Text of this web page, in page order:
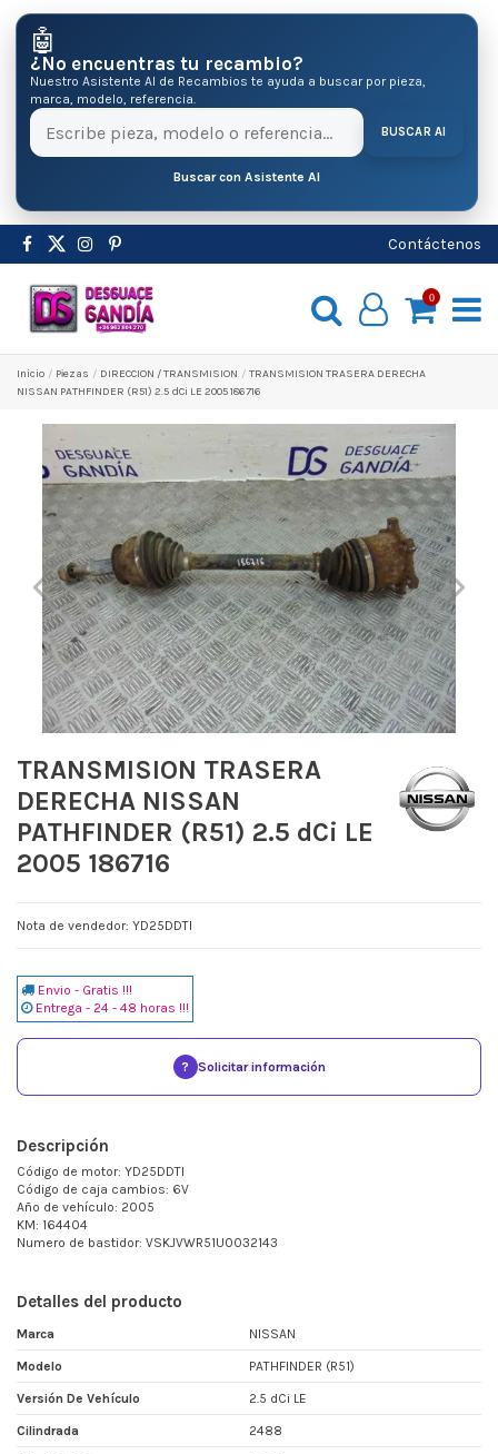
🤖
¿No encuentras tu recambio?
Nuestro Asistente AI de Recambios te ayuda a buscar por pieza,
marca, modelo, referencia.
BUSCAR AI
Buscar con Asistente AI
Contáctenos
0
Inicio Pіezas DIRECCION / TRANSMISION
TRANSMISION TRASERA DERECHA
NISSAN PATHFINDER (R51) 2.5 dCi LE 2005 186716
TRANSMISION TRASERA
DERECHA NISSAN
PATHFINDER (R51) 2.5 dCi LE
2005 186716
Nota de vendedor: YD25DDTI
Envio - Gratis !!!
Entrega - 24 - 48 horas !!!
? Solicitar información
Descripción
Código de motor: YD25DDTI
Código de caja cambios: 6V
Año de vehículo: 2005
KM: 164404
Numero de bastidor: VSKJVWR51U0032143
Detalles del producto
Marca NISSAN
Modelo PATHFINDER (R51)
Versión De Vehículo 2.5 dCi LE
Cilindrada 2488